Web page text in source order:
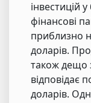
інвестицій
фінансові
приблизно
доларів.
також дещо
відповідає
доларів.